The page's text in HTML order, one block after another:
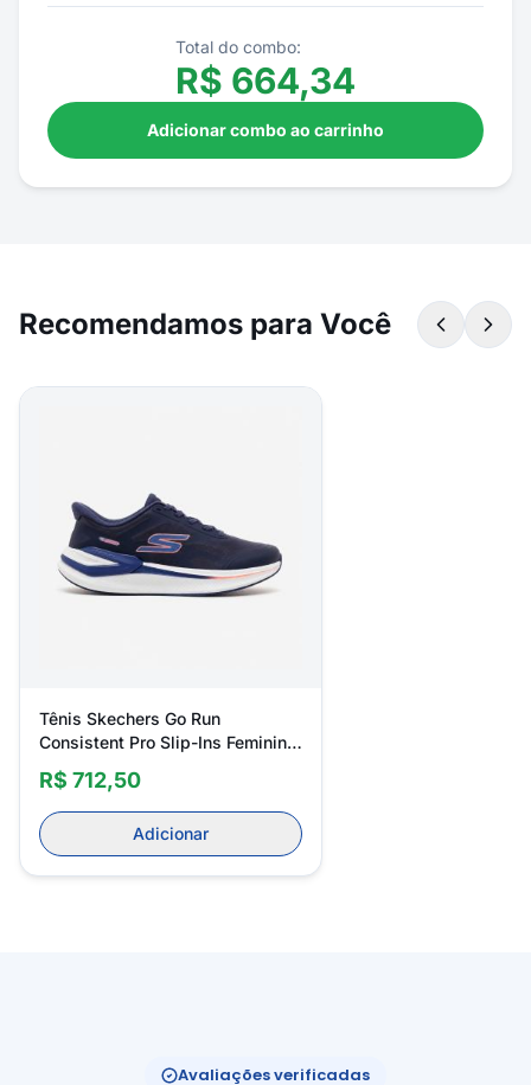
Total do combo:
R$ 664,34
Adicionar combo ao carrinho
Recomendamos para Você
Tênis Skechers Go Run
Consistent Pro Slip-Ins Feminino
129782
R$ 712,50
Adicionar
Avaliações verificadas